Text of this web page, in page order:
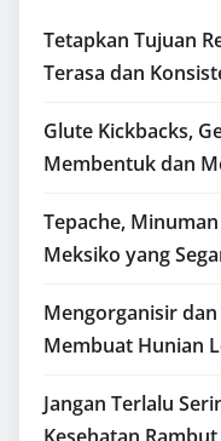
Tetapkan Tujuan
Terasa dan
Glute Kickbacks,
Membentuk dan
Tepache,
Meksiko yang
Mengorganisir
Membuat Hunian
Jangan Terlalu